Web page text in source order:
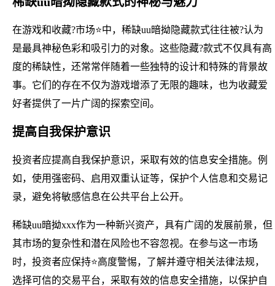
在游戏和收藏?市场⭐中，稀缺uu暗拗隐藏款式往往被?认为
是最具神秘色彩和吸引力的对象。这些隐藏?款式不仅具有高
度的稀缺性，还常常伴随着一些独特的设计和特殊的背景故
事。它们的存在不仅为游戏增添了无限的趣味，也为收藏爱
好者提供了一片广阔的探索空间。
提高自我保护意识
投资者应提高自我保护意识，采取有效的信息安全措施。例
如，使用强密码、启用双重认证等，保护个人信息和交易记
录，避免将敏感信息在公共平台上公开。
稀缺uu暗拗xxx作为一种新兴资产，具有广阔的发展前景，但
其市场的复杂性和潜在风险也不容忽视。在参与这一市场
时，投资者应保持⭐高度警惕，了解并遵守相关法律法规，
选择可信的交易平台，采取有效的信息安全措施，以保护自